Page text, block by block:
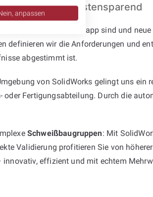
effizient und kostensparend
interne Ressourcen knapp sind und
definieren wir die Anforderungen und
abgestimmt ist.
von SolidWorks gelingt uns
oder Fertigungsabteilung. Durch die
Schweißbaugruppen: Mit
Validierung profitieren Sie von
effizient und mit echtem
anpassen